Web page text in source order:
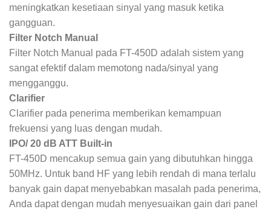
meningkatkan kesetiaan sinyal yang masuk ketika
gangguan.
Filter Notch Manual
Filter Notch Manual pada FT-450D adalah sistem yang
sangat efektif dalam memotong nada/sinyal yang
mengganggu.
Clarifier
Clarifier pada penerima memberikan kemampuan
frekuensi yang luas dengan mudah.
IPO/ 20 dB ATT Built-in
FT-450D mencakup semua gain yang dibutuhkan hingga
50MHz. Untuk band HF yang lebih rendah di mana terlalu
banyak gain dapat menyebabkan masalah pada penerima,
Anda dapat dengan mudah menyesuaikan gain dari panel